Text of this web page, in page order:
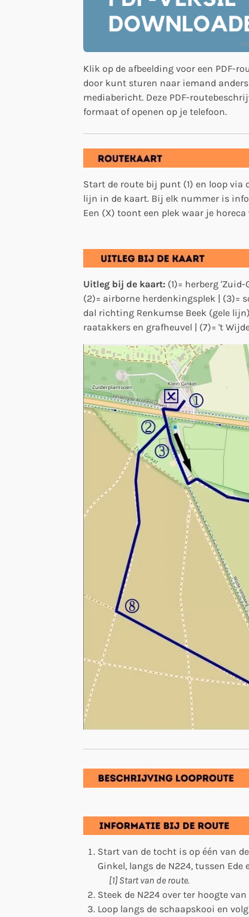
Klik op de afbeelding voor een PDF-
door kunt sturen naar iemand
mediabericht. Deze PDF-
formaat of openen op je telefoon.
Start de route bij punt (1) en loop via
lijn in de kaart. Bij elk nummer is
Een (X) toont een plek waar je
Uitleg bij de kaart: (1)= herberg
(2)= airborne herdenkingsplek | (3)=
dal richting Renkumse Beek (gele
raatakkers en grafheuvel | (7)= 't
Start van de tocht is op één van
Ginkel, langs de N224, tussen
[1] Start van de route.
Steek de N224 over ter hoogte
Loop langs de schaapskooi en